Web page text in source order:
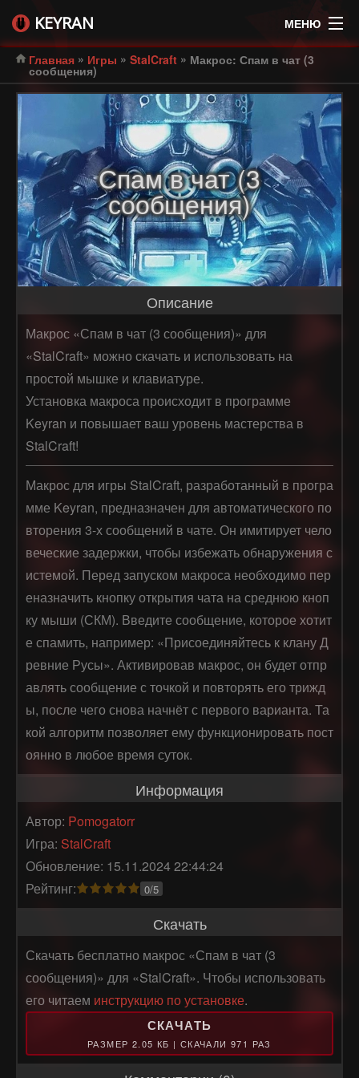
KEYRAN МЕНЮ
Главная » Игры » StalCraft » Макрос: Спам в чат (3
сообщения)
Спам в чат (3
сообщения)
Описание
Макрос «Спам в чат (3 сообщения)» для
«StalCraft» можно скачать и использовать на
простой мышке и клавиатуре.
Установка макроса происходит в программе
Keyran и повышает ваш уровень мастерства в
StalCraft!
Макрос для игры StalCraft, разработанный в програ
мме Keyran, предназначен для автоматического по
вторения 3-х сообщений в чате. Он имитирует чело
веческие задержки, чтобы избежать обнаружения с
истемой. Перед запуском макроса необходимо пер
еназначить кнопку открытия чата на среднюю кноп
ку мыши (СКМ). Введите сообщение, которое хотит
е спамить, например: «Присоединяйтесь к клану Д
ревние Русы». Активировав макрос, он будет отпр
авлять сообщение с точкой и повторять его трижд
ы, после чего снова начнёт с первого варианта. Та
кой алгоритм позволяет ему функционировать пост
оянно в любое время суток.
Информация
Автор: Pomogatorr
Игра: StalCraft
Обновление: 15.11.2024 22:44:24
Рейтинг:
0/5
Скачать
Скачать бесплатно макрос «Спам в чат (3
сообщения)» для «StalCraft». Чтобы использовать
его читаем инструкцию по установке.
СКАЧАТЬ
РАЗМЕР 2.05 КБ | СКАЧАЛИ 971 РАЗ